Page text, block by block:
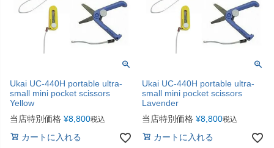
Ukai UC-440H portable ultra-
small mini pocket scissors
Yellow
当店特別価格 ¥8,800税込
カートに入れる
Ukai UC-440H portable ultra-
small mini pocket scissors
Lavender
当店特別価格 ¥8,800税込
カートに入れる